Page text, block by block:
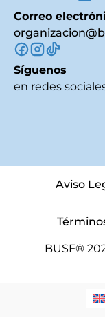
Correo
Síguenos
en redes
Aviso
BUSF®